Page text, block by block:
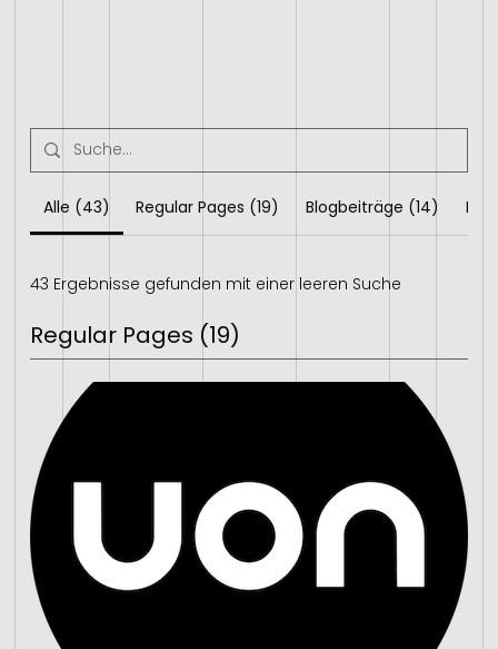
Alle (43) Regular Pages (19) Blogbeiträge (14)
43 Ergebnisse gefunden mit einer leeren Suche
Regular Pages (19)